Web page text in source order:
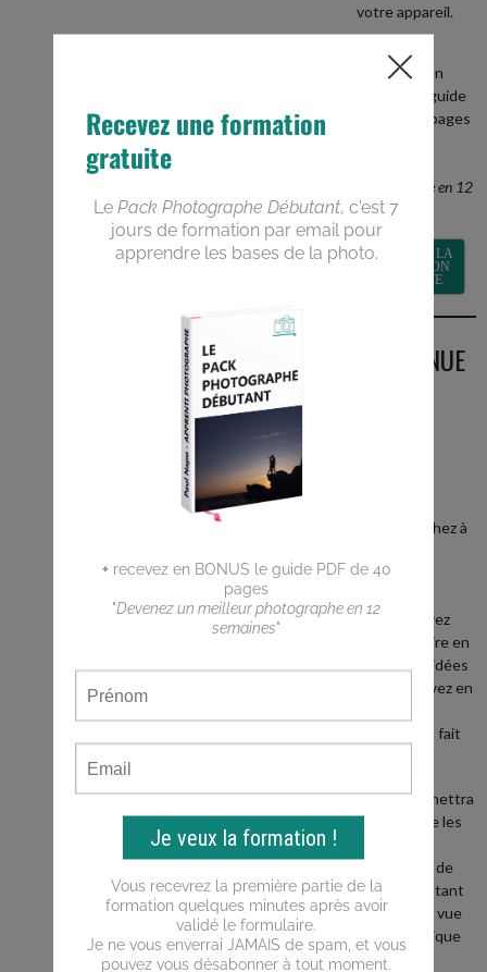
votre appareil.
recevez en
BONUS le guide
PDF de 40 pages
photographe en 12
semaines
RECEVOIR LA
FORMATION
GRATUITE
BIENVENUE
Vous cherchez à
meilleures
Vous n'arrivez
pas a traduire en
photos les idées
que vous avez en
Ce blog est fait
Il vous permettra
d'apprendre les
photo, puis de
progresser tant
du point de vue
de la technique
que de la